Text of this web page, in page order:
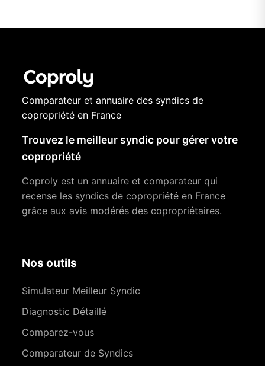
Comparateur et annuaire des syndics de
copropriété en France
Trouvez le meilleur syndic pour gérer votre
copropriété
Coproly est un annuaire et comparateur qui
recense les syndics de copropriété en France
grâce aux avis modérés des copropriétaires.
Nos outils
Simulateur Meilleur Syndic
Diagnostic Détaillé
Comparez-vous
Comparateur de Syndics